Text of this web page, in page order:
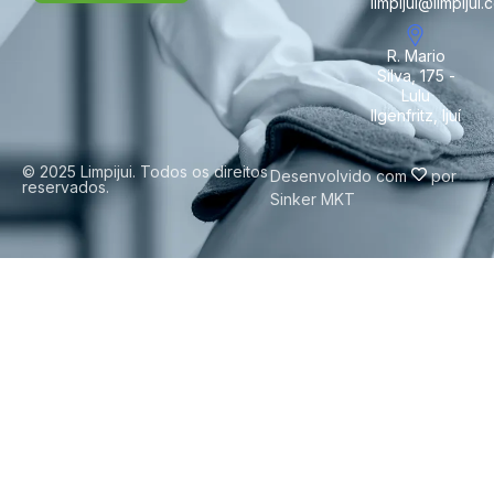
R. Mario
Silva, 175 -
Lulu
Ilgenfritz, Ijuí
© 2025 Limpijui. Todos os direitos
reservados.
Desenvolvido com
por
Sinker MKT